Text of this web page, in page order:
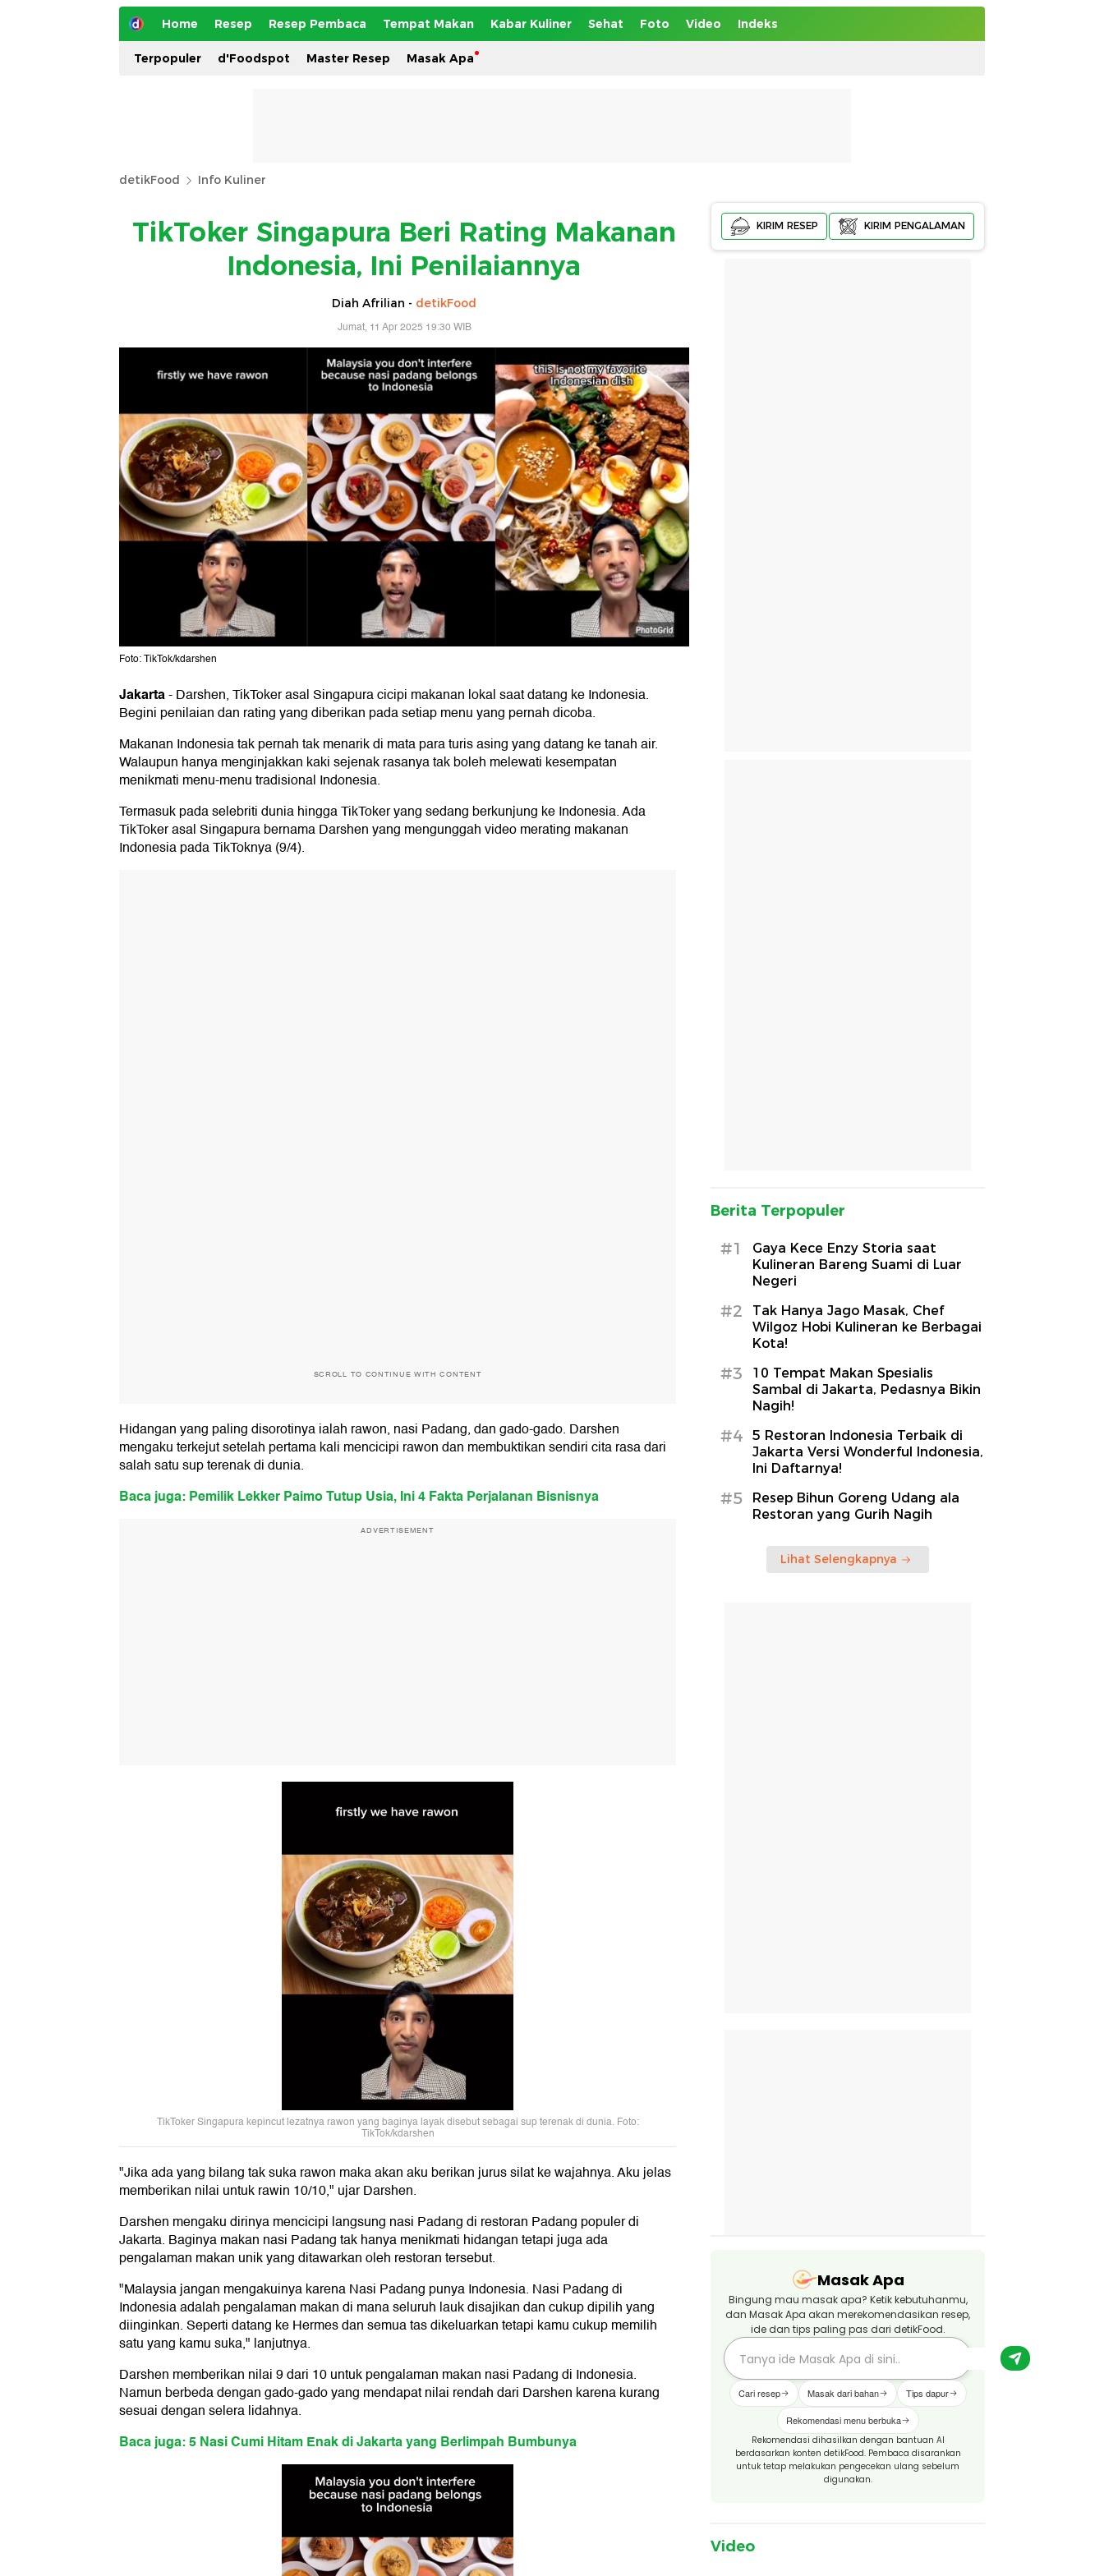
Home Resep Resep Pembaca Tempat Makan Kabar Kuliner Sehat Foto Video Indeks
Terpopuler d'Foodspot Master Resep Masak Apa
detikFood Info Kuliner
TikToker Singapura Beri Rating Makanan
Indonesia, Ini Penilaiannya
Diah Afrilian - detikFood
Jumat, 11 Apr 2025 19:30 WIB
Foto: TikTok/kdarshen
Jakarta-Darshen, TikToker asal Singapura cicipi makanan lokal saat datang ke Indonesia.
Begini penilaian dan rating yang diberikan pada setiap menu yang pernah dicoba.
Makanan Indonesia tak pernah tak menarik di mata para turis asing yang datang ke tanah air.
Walaupun hanya menginjakkan kaki sejenak rasanya tak boleh melewati kesempatan
menikmati menu-menu tradisional Indonesia.
Termasuk pada selebriti dunia hingga TikToker yang sedang berkunjung ke Indonesia. Ada
TikToker asal Singapura bernama Darshen yang mengunggah video merating makanan
Indonesia pada TikToknya (9/4).
SCROLL TO CONTINUE WITH CONTENT
Hidangan yang paling disorotinya ialah rawon, nasi Padang, dan gado-gado. Darshen
mengaku terkejut setelah pertama kali mencicipi rawon dan membuktikan sendiri cita rasa dari
salah satu sup terenak di dunia.
Baca juga: Pemilik Lekker Paimo Tutup Usia, Ini 4 Fakta Perjalanan Bisnisnya
ADVERTISEMENT
TikToker Singapura kepincut lezatnya rawon yang baginya layak disebut sebagai sup terenak di dunia. Foto:
TikTok/kdarshen
"Jika ada yang bilang tak suka rawon maka akan aku berikan jurus silat ke wajahnya. Aku jelas
memberikan nilai untuk rawin 10/10," ujar Darshen.
Darshen mengaku dirinya mencicipi langsung nasi Padang di restoran Padang populer di
Jakarta. Baginya makan nasi Padang tak hanya menikmati hidangan tetapi juga ada
pengalaman makan unik yang ditawarkan oleh restoran tersebut.
"Malaysia jangan mengakuinya karena Nasi Padang punya Indonesia. Nasi Padang di
Indonesia adalah pengalaman makan di mana seluruh lauk disajikan dan cukup dipilih yang
diinginkan. Seperti datang ke Hermes dan semua tas dikeluarkan tetapi kamu cukup memilih
satu yang kamu suka," lanjutnya.
Darshen memberikan nilai 9 dari 10 untuk pengalaman makan nasi Padang di Indonesia.
Namun berbeda dengan gado-gado yang mendapat nilai rendah dari Darshen karena kurang
sesuai dengan selera lidahnya.
Baca juga: 5 Nasi Cumi Hitam Enak di Jakarta yang Berlimpah Bumbunya
KIRIM RESEP KIRIM PENGALAMAN
Berita Terpopuler
#1
Gaya Kece Enzy Storia saat
Kulineran Bareng Suami di Luar
Negeri
#2
Tak Hanya Jago Masak, Chef
Wilgoz Hobi Kulineran ke Berbagai
Kota!
#3
10 Tempat Makan Spesialis
Sambal di Jakarta, Pedasnya Bikin
Nagih!
#4
5 Restoran Indonesia Terbaik di
Jakarta Versi Wonderful Indonesia,
Ini Daftarnya!
#5
Resep Bihun Goreng Udang ala
Restoran yang Gurih Nagih
Lihat Selengkapnya
Masak Apa
Bingung mau masak apa? Ketik kebutuhanmu,
dan Masak Apa akan merekomendasikan resep,
ide dan tips paling pas dari detikFood.
Cari resep Masak dari bahan Tips dapur
Rekomendasi menu berbuka
Rekomendasi dihasilkan dengan bantuan AI
berdasarkan konten detikFood. Pembaca disarankan
untuk tetap melakukan pengecekan ulang sebelum
digunakan.
Video